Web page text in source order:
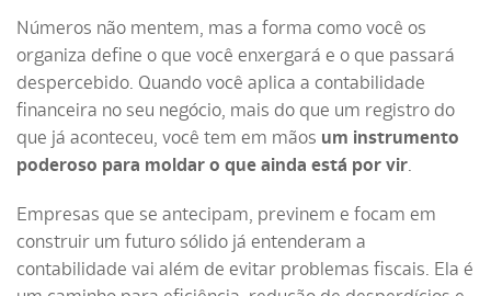
Números não mentem, mas a forma como você os
organiza define o que você enxergará e o que passará
despercebido. Quando você aplica a contabilidade
financeira no seu negócio, mais do que um registro do
que já aconteceu, você tem em mãos um instrumento
poderoso para moldar o que ainda está por vir
Empresas que se antecipam, previnem e focam em
construir um futuro sólido já entenderam a
contabilidade vai além de evitar problemas fiscais. Ela é